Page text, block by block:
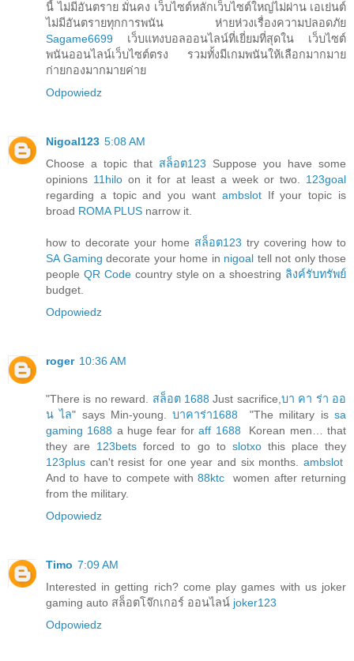
นี้ ไม่มีอันตราย มั่นคง เว็บไซต์หลักเว็บไซต์ใหญ่ไม่ผ่าน เอเย่นต์
ไม่มีอันตรายทุกการพนัน ห่ายห่วงเรื่องความปลอดภัย
Sagame6699 เว็บแทงบอลออนไลน์ที่เยี่ยมที่สุดใน เว็บไซต์
พนันออนไลน์เว็บไซต์ตรง รวมทั้งมีเกมพนันให้เลือกมากมาย
ก่ายกองมากมายค่าย
Odpowiedz
Nigoal123 5:08 AM
Choose a topic that สล็อต123 Suppose you have some
opinions 11hilo on it for at least a week or two. 123goal
regarding a topic and you want ambslotIf your topic is
broad ROMA PLUS narrow it.
how to decorate your home สล็อต123 try covering how to
SA Gaming decorate your home in nigoal tell not only those
people QR Codecountry style on a shoestring ลิงค์รับทรัพย์
budget.
Odpowiedz
roger 10:36 AM
"There is no reward. สล็อต 1688 Just sacrifice, บา คา ร่า ออ
น ไล" says Min-young.บาคาร่า1688 "The military issa
gaming 1688 a huge fear foraff 1688 Korean men… that
they are 123bets forced to go to slotxothis place they
123plus can't resist for one year and six months. ambslot
And to have to compete with88ktc women after returning
from the military.
Odpowiedz
Timo 7:09 AM
Interested in getting rich? come play games with us joker
gaming auto สล็อตโจ๊กเกอร์ ออนไลน์ joker123
Odpowiedz